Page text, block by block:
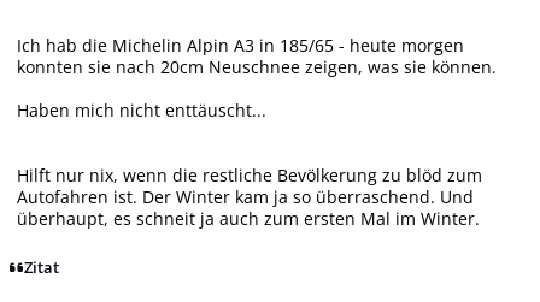
Ich hab die Michelin Alpin A3 in 185/65 - heute morgen
konnten sie nach 20cm Neuschnee zeigen, was sie können.
Haben mich nicht enttäuscht...
Hilft nur nix, wenn die restliche Bevölkerung zu blöd zum
Autofahren ist. Der Winter kam ja so überraschend. Und
überhaupt, es schneit ja auch zum ersten Mal im Winter.
Zitat